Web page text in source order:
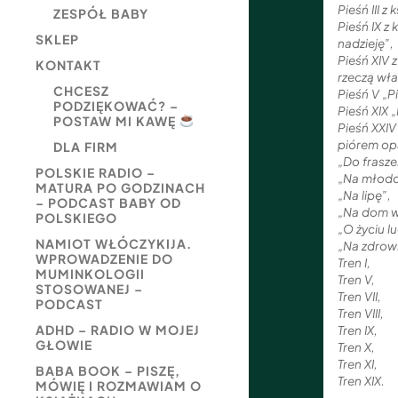
ZESPÓŁ BABY
SKLEP
KONTAKT
CHCESZ
PODZIĘKOWAĆ? –
POSTAW MI KAWĘ
DLA FIRM
POLSKIE RADIO –
MATURA PO GODZINACH
– PODCAST BABY OD
POLSKIEGO
NAMIOT WŁÓCZYKIJA.
WPROWADZENIE DO
MUMINKOLOGII
STOSOWANEJ –
PODCAST
ADHD – RADIO W MOJEJ
GŁOWIE
BABA BOOK – PISZĘ,
MÓWIĘ I ROZMAWIAM O
Pieśń III z
Pieśń IX z
nadzieję”,
Pieśń XIV
rzeczą
Pieśń V
Pieśń XIX
Pieśń
piórem
„Do
„Na
„Na lipę”,
„Na dom
„O życiu
„Na
Tren I,
Tren V,
Tren VII,
Tren VIII,
Tren IX,
Tren X,
Tren XI,
Tren XIX.